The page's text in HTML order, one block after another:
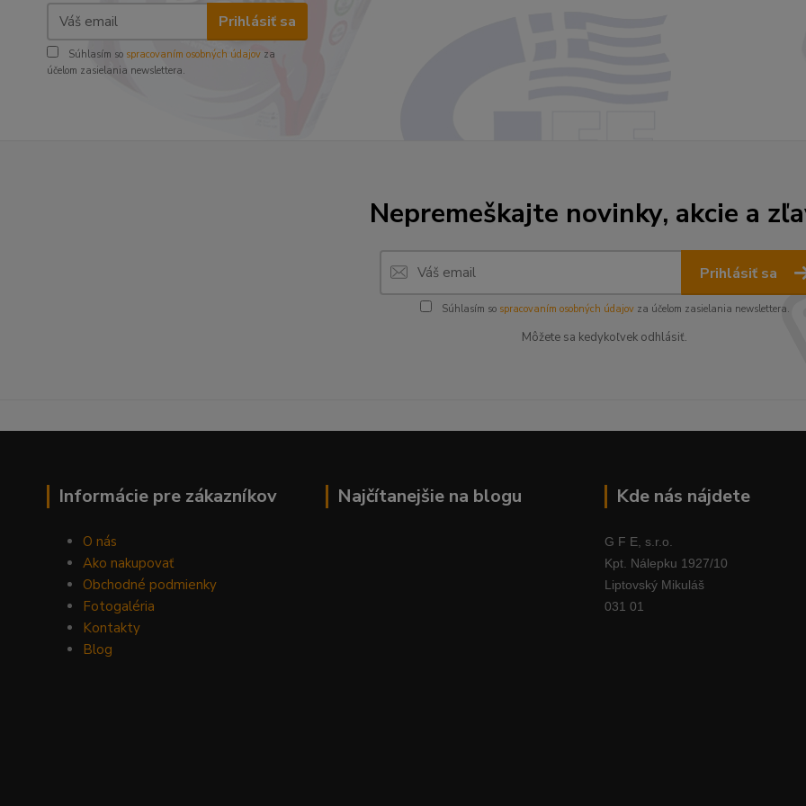
Prihlásiť sa
Súhlasím so spracovaním osobných údajov za
účelom zasielania newslettera.
Nepremeškajte novinky, akcie a
Prihlásiť sa
Súhlasím so spracovaním osobných údajovza účelom zasielania newslettera.
Môžete sa kedykoľvek odhlásiť.
Informácie pre zákazníkov
O nás
Ako nakupovať
Obchodné podmienky
Fotogaléria
Kontakty
Blog
Najčítanejšie na blogu Kde nás nájdete
G F E, s.r.o.
Kpt. Nálepku 1927/10
Liptovský Mikuláš
031 01